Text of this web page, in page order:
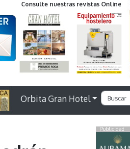
Consulte nuestras revistas Online
Orbita Gran Hotel
Publicidad